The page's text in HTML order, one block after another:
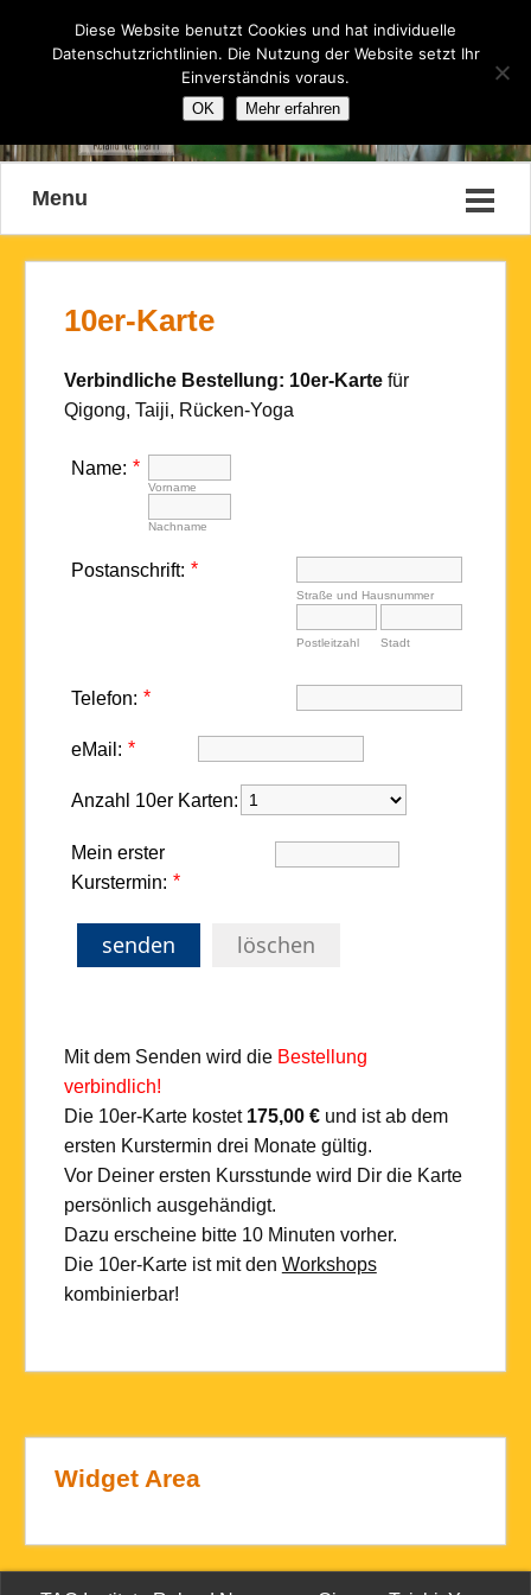
Menu
10er-Karte
Verbindliche Bestellung: 10er-Kartefür
Qigong, Taiji, Rücken-Yoga
Name: *
Vorname
Nachname
Postanschrift: *
Straße und Hausnummer
Postleitzahl Stadt
Telefon: *
eMail: *
Anzahl 10er Karten:
Mein erster
Kurstermin: *
senden löschen
Mit dem Senden wird die Bestellung
verbindlich!
Die 10er-Karte kostet 175,00 €und ist ab dem
ersten Kurstermin drei Monate gültig.
Vor Deiner ersten Kursstunde wird Dir die Karte
persönlich ausgehändigt.
Dazu erscheine bitte 10 Minuten vorher.
Die 10er-Karte ist mit den Workshops
kombinierbar!
Widget Area
Diese Website benutzt Cookies und hat individuelle
Datenschutzrichtlinien. Die Nutzung der Website setzt Ihr
Einverständnis voraus.
OK Mehr erfahren